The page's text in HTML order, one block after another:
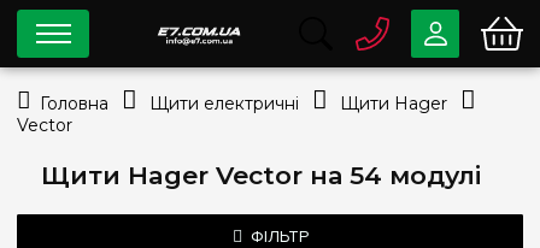
Щити Hager Vector на 54 модулі
ФІЛЬТР
0 800 33-63-07
Безкоштовно
044 334-79-78
Viber Telegram
Головна Щити електричні
Щити Hager
Vector